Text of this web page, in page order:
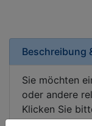
Beschreibung
Sie möchten
oder andere
Klicken Sie